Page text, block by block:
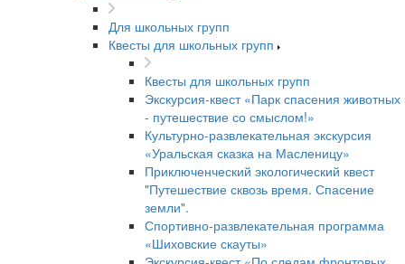
Для школьных групп
Квесты для школьных групп
Квесты для школьных групп
Экскурсия-квест «Парк спасения животных
- путешествие со смыслом!»
Культурно-развлекательная экскурсия
«Уральская сказка на Масленицу»
Приключенческий экологический квест
"Путешествие сквозь время. Спасение
земли".
Спортивно-развлекательная программа
«Шиховские скауты»